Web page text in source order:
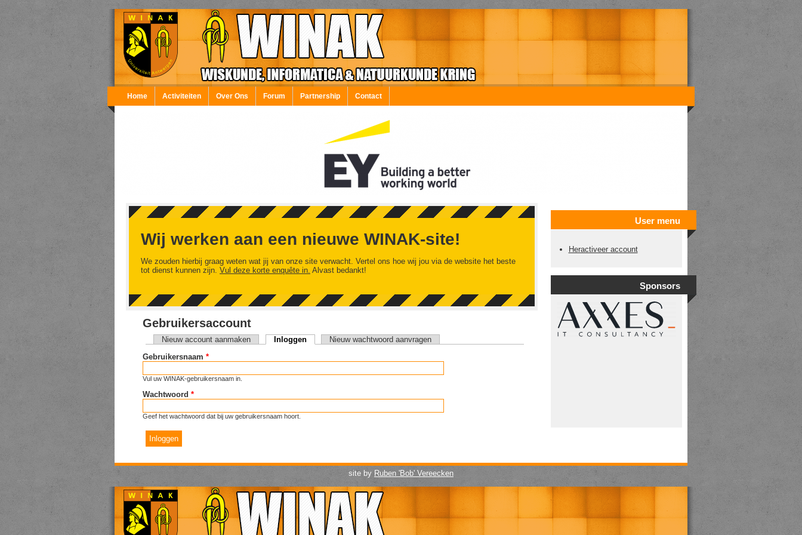
Overslaan en naar de inhoud gaan
Home Activiteiten Over Ons Forum Partnership Contact
Wij werken aan een nieuwe WINAK-site!
We zouden hierbij graag weten wat jij van onze site verwacht. Vertel ons hoe wij jou via de website het beste
tot dienst kunnen zijn. Vul deze korte enquête in. Alvast bedankt!
Gebruikersaccount
Primaire tabs
Nieuw account aanmaken Inloggen(actieve tabblad)
Nieuw wachtwoord aanvragen
Gebruikersnaam *
Vul uw WINAK-gebruikersnaam in.
Wachtwoord *
Geef het wachtwoord dat bij uw gebruikersnaam hoort.
User menu
Heractiveer account
Sponsors
site by Ruben 'Bob' Vereecken